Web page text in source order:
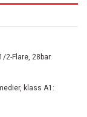
Flare, 28bar.
klass A1: